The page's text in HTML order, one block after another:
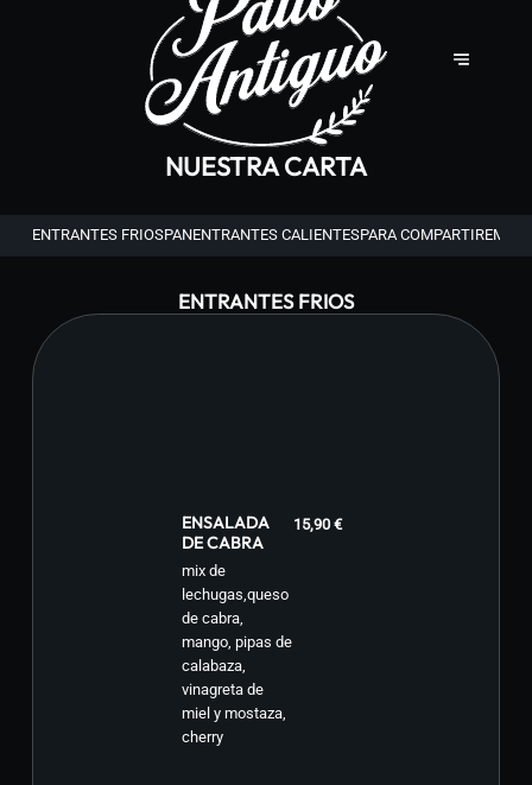
NUESTRA CARTA
ENTRANTES FRIOSPANENTRANTES CALIENTESPARA COMPARTIR
ENTRANTES FRIOS
ENSALADA
DE CABRA
mix de
lechugas,queso
de cabra,
mango, pipas de
calabaza,
vinagreta de
miel y mostaza,
cherry
15,90 €